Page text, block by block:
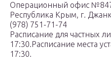
Операционный офис
Республика Крым, г.
(978) 751-71-74
Расписание для частных
17:30.Расписание места
17:30.